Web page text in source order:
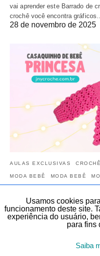
vai aprender este Barrado de
crochê você encontra gráficos…
28 de novembro de 2025
AULAS EXCLUSIVAS CROCHÊ
MODA BEBÊ MODA BEBÊ
Casaquinho de
CLUB
vai aprender este Casaquinho
Usamos cookies
funcionamento deste site.
experiência do usuário,
para fins
Saiba